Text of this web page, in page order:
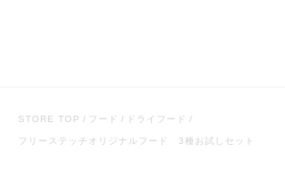
STORE TOP フード ドライフード
フリーステッチオリジナルフード 3種お試しセット